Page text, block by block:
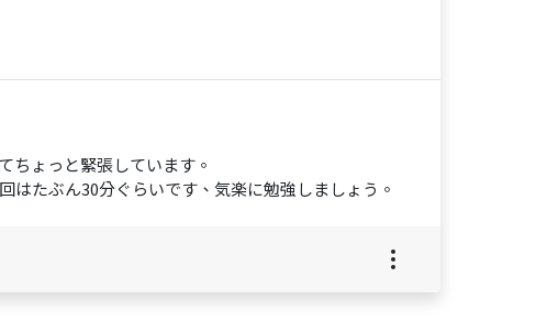
ちょっと緊張しています。
たぶん30分ぐらいです、気楽に勉強しましょう。